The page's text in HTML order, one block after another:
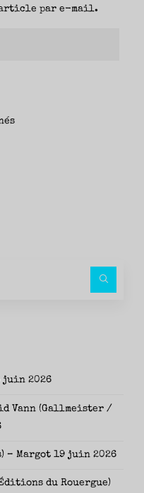
par e-mail.
juin 2026
Vann (Gallmeister /
– Margot 19 juin 2026
du Rouergue)